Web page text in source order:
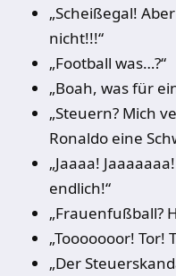
„Scheißegal!
nicht!!!“
„Football was…?“
„Boah, was für
„Steuern? Mich
Ronaldo eine
„Jaaaa!
endlich!“
„Frauenfußball?
„Tooooooor! Tor!
„Der